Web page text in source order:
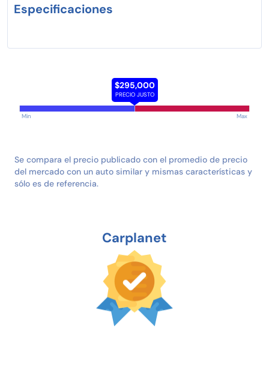
Especificaciones
$295,000
PRECIO JUSTO
Min Max
Se compara el precio publicado con el promedio de precio
del mercado con un auto similar y mismas características y
sólo es de referencia.
Carplanet